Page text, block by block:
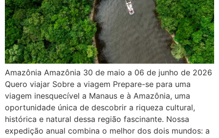
Amazônia Amazônia 30 de maio a 06 de junho de 2026
Quero viajar Sobre a viagem Prepare-se para uma
viagem inesquecível a Manaus e à Amazônia, uma
oportunidade única de descobrir a riqueza cultural,
histórica e natural dessa região fascinante. Nossa
expedição anual combina o melhor dos dois mundos: a